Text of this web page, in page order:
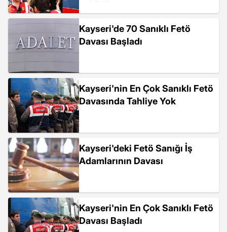
Kayseri'de 70 Sanıklı Fetö
Davası Başladı
Kayseri'nin En Çok Sanıklı Fetö
Davasında Tahliye Yok
Kayseri'deki Fetö Sanığı İş
Adamlarının Davası
Kayseri'nin En Çok Sanıklı Fetö
Davası Başladı